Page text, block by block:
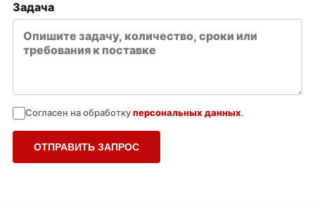
Задача
Согласен на обработкуперсональных данных.
ОТПРАВИТЬ ЗАПРОС